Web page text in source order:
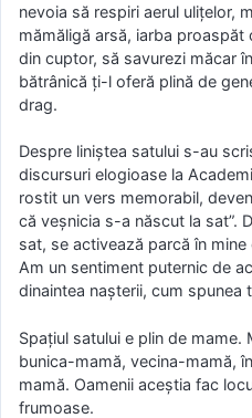
nevoia să respiri aerul ulițelor,
mămăligă arsă, iarba
din cuptor, să savurezi măcar
bătrânică ți-l oferă plină de
drag.
Despre liniștea satului s-au
discursuri elogioase la
rostit un vers memorabil,
că veșnicia s-a născut la sat”.
sat, se activează parcă în
Am un sentiment puternic de
dinaintea nașterii, cum spunea
Spațiul satului e plin de mame.
bunica-mamă, vecina-mamă,
mamă. Oamenii aceștia fac
frumoase.